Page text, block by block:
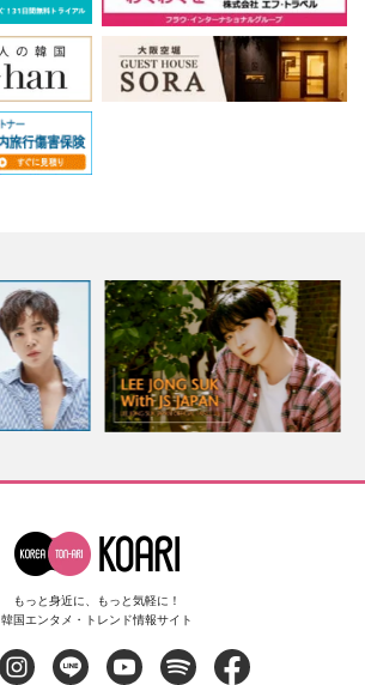
もっと身近に、もっと気軽に！
韓国エンタメ・トレンド情報サイト